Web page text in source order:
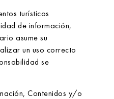
turísticos
de información,
asume su
un uso correcto
se
Contenidos y/o